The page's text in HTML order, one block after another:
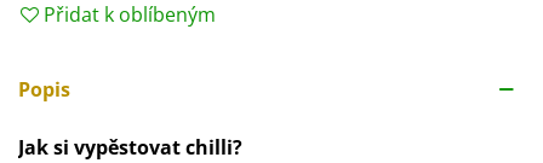
Přidat k oblíbeným
Popis
Jak si vypěstovat chilli?